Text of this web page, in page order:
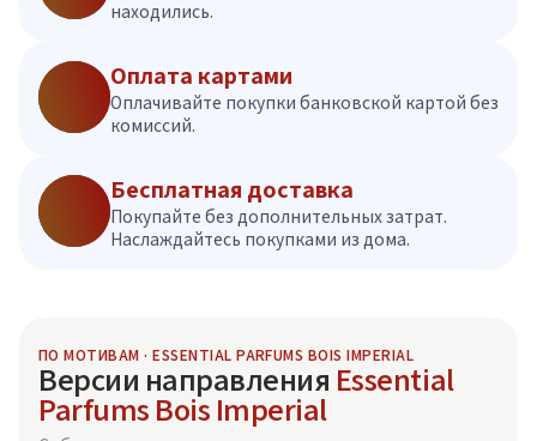
находились.
Оплата картами
Оплачивайте покупки банковской картой без
комиссий.
Бесплатная доставка
Покупайте без дополнительных затрат.
Наслаждайтесь покупками из дома.
ПО МОТИВАМ · ESSENTIAL PARFUMS BOIS IMPERIAL
Версии направления Essential
Parfums Bois Imperial